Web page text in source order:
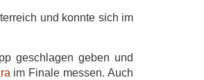
und konnte sich im
geschlagen geben und
im Finale messen. Auch